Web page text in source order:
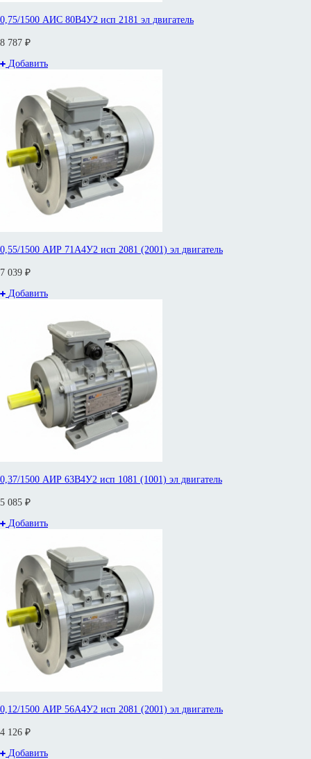
0,75/1500 АИС 80В4У2 исп 2181 эл двигатель
8 787 ₽
Добавить
0,55/1500 АИР 71А4У2 исп 2081 (2001) эл двигатель
7 039 ₽
Добавить
0,37/1500 АИР 63В4У2 исп 1081 (1001) эл двигатель
5 085 ₽
Добавить
0,12/1500 АИР 56А4У2 исп 2081 (2001) эл двигатель
4 126 ₽
Добавить